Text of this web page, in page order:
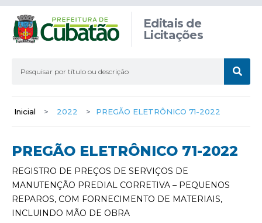
Editais de
Licitações
Inicial > 2022 > PREGÃO ELETRÔNICO 71-2022
PREGÃO ELETRÔNICO 71-2022
REGISTRO DE PREÇOS DE SERVIÇOS DE
MANUTENÇÃO PREDIAL CORRETIVA – PEQUENOS
REPAROS, COM FORNECIMENTO DE MATERIAIS,
INCLUINDO MÃO DE OBRA